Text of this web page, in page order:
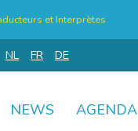
et Interprètes
NL FR DE
NEWS AGENDA